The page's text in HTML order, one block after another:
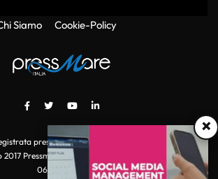
×
Siamo Cookie-Policy
presso il Tribunale di Roma con autorizzazione
2017 Pressmare.it è un marchio di S.P.E.N. Srl - P.IVA
06511641000